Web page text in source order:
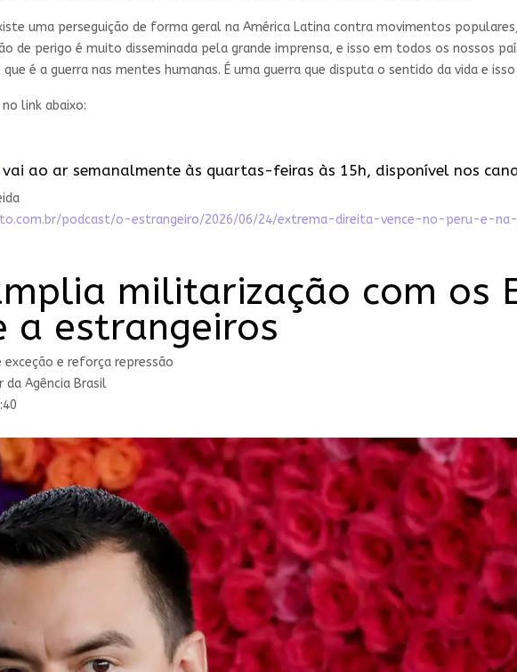
uma perseguição de forma geral na América Latina contra movimentos
de perigo é muito disseminada pela grande imprensa, e isso em todos os nossos
é a guerra nas mentes humanas. É uma guerra que disputa o sentido da vida e
link abaixo:
vai ao ar semanalmente às quartas-feiras às 15h, disponível nos
podcast/o-estrangeiro/2026/06/24/extrema-direita-vence-no-peru-e-
militarização com os
a estrangeiros
e reforça repressão
da Agência Brasil